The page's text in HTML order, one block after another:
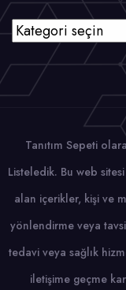
Kategoriler
Tanıtım Sepeti
Listeledik. Bu web
alan içerikler, kişi ve
yönlendirme veya
tedavi veya sağlık
iletişime geçme